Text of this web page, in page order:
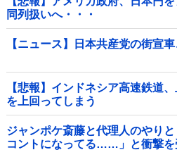
同列扱いへ・・・
【ニュース】日本共産党の街宣
【悲報】インドネシア高速鉄道
を上回ってしまう
wwwwwwwwww他
ジャンポケ斎藤と代理人のやり
コントになってる……」と衝撃を